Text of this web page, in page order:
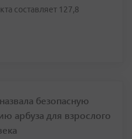
составляет 127,8
безопасную
арбуза для взрослого